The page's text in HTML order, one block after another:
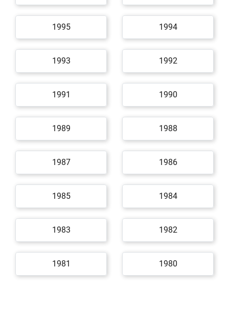
1995 1994
1993 1992
1991 1990
1989 1988
1987 1986
1985 1984
1983 1982
1981 1980